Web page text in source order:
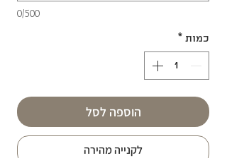
0/500
כמות *
הוספה לסל
לקנייה מהירה